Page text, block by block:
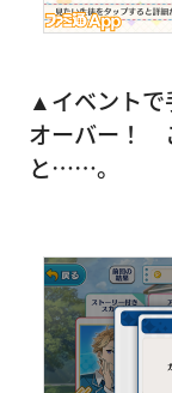
▲イベントで
オーバー！
と……。